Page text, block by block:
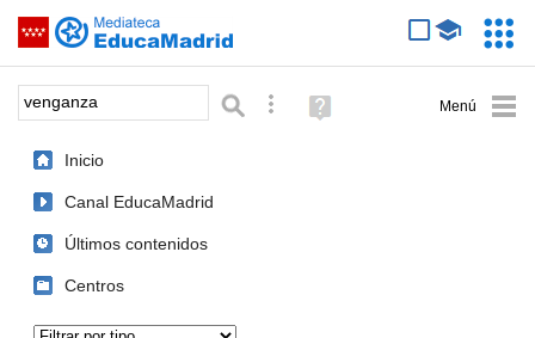
Saltar navegación
Palabra o frase: Búsqueda avanzada
Ayuda
(en
Inicio
Canal EducaMadrid
Últimos contenidos
Centros